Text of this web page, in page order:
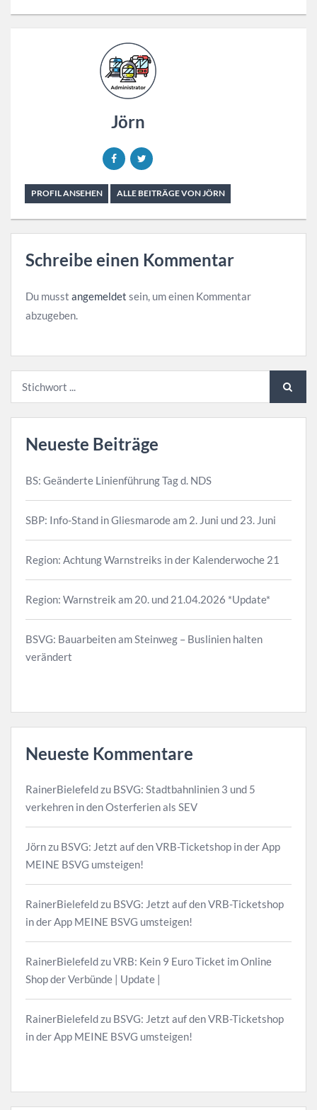
Jörn
PROFIL ANSEHEN ALLE BEITRÄGE VON JÖRN
Schreibe einen Kommentar
Du musst angemeldet sein, um einen Kommentar
abzugeben.
Neueste Beiträge
BS: Geänderte Linienführung Tag d. NDS
SBP: Info-Stand in Gliesmarode am 2. Juni und 23. Juni
Region: Achtung Warnstreiks in der Kalenderwoche 21
Region: Warnstreik am 20. und 21.04.2026 *Update*
BSVG: Bauarbeiten am Steinweg – Buslinien halten
verändert
Neueste Kommentare
RainerBielefeldzu BSVG: Stadtbahnlinien 3 und 5
verkehren in den Osterferien als SEV
Jörnzu BSVG: Jetzt auf den VRB-Ticketshop in der App
MEINE BSVG umsteigen!
RainerBielefeldzu BSVG: Jetzt auf den VRB-Ticketshop
in der App MEINE BSVG umsteigen!
RainerBielefeldzuVRB: Kein 9 Euro Ticket im Online
Shop der Verbünde | Update |
RainerBielefeldzu BSVG: Jetzt auf den VRB-Ticketshop
in der App MEINE BSVG umsteigen!